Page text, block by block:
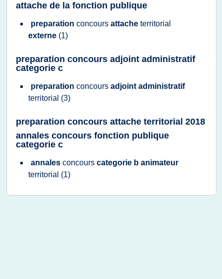
attache de la fonction publique
preparation concours attache territorial
externe (1)
preparation concours adjoint administratif
categorie c
preparation concours adjoint administratif
territorial (3)
preparation concours attache territorial 2018
annales concours fonction publique
categorie c
annales concours categorie b animateur
territorial (1)